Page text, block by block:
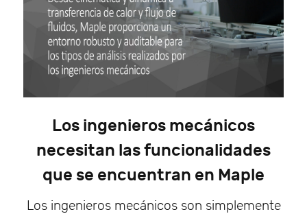
Los ingenieros mecánicos
necesitan las funcionalidades
que se encuentran en Maple
Los ingenieros mecánicos son simplemente